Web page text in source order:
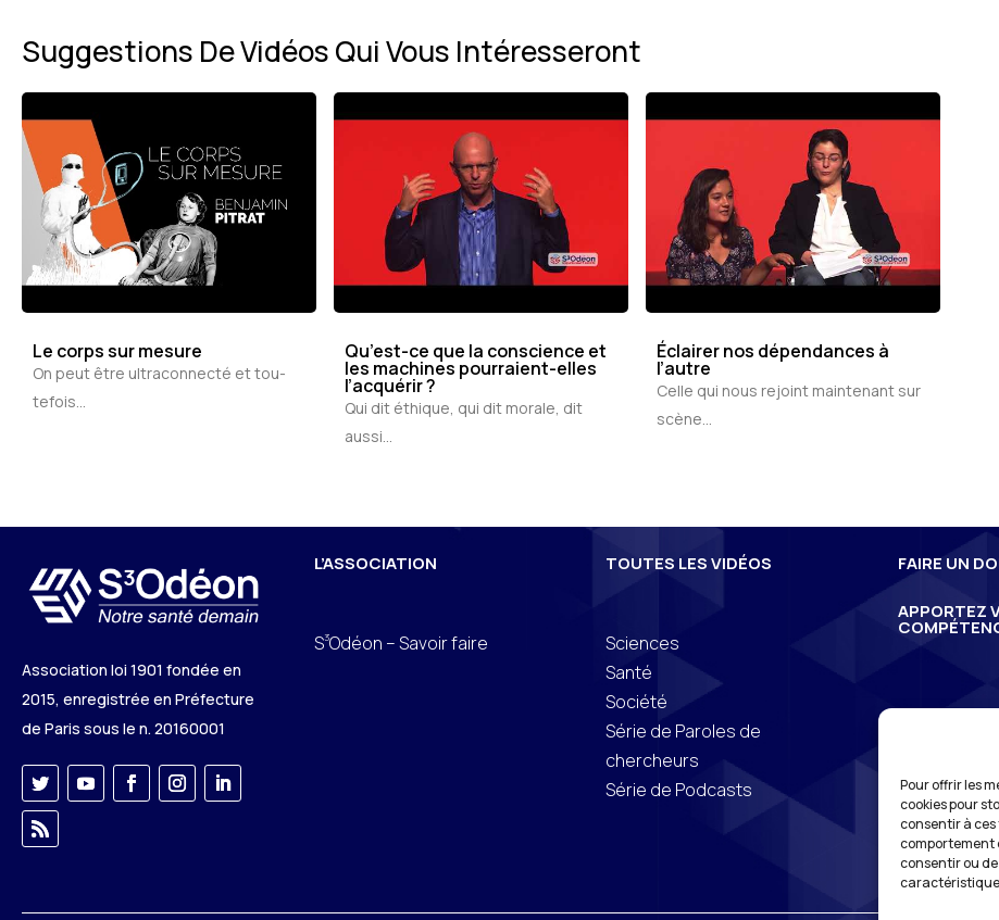
Pour offrir les
cookies pour
consentir à
comportement
consentir ou
Suggestions De Vidéos Qui Vous Intéresseront
Le corps sur mesure
On peut être ultraconnecté et tou-
tefois...
Qu’est-ce que la conscience et
les machines pourraient-elles
l’acquérir ?
Qui dit éthique, qui dit morale, dit
aussi...
Éclairer nos dépendances à
l’autre
Celle qui nous rejoint maintenant sur
scène...
Association loi 1901 fondée en
2015, enregistrée en Préfecture
de Paris sous le n. 20160001
L’ASSOCIATION
S3Odéon – Savoir faire
TOUTES LES VIDÉOS
Sciences
Santé
Société
Série de Paroles de
chercheurs
Série de Podcasts
FAIRE UN
APPORTEZ